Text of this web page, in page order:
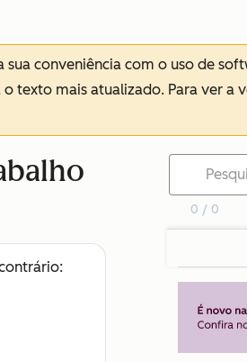
conveniência com o uso de
texto mais atualizado. Para ver a
0 / 0